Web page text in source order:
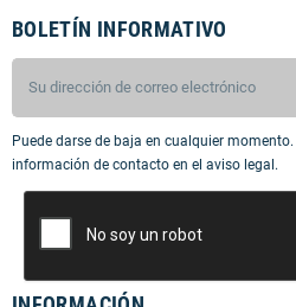
BOLETÍN INFORMATIVO
Puede darse de baja en cualquier
información de contacto en el aviso legal.